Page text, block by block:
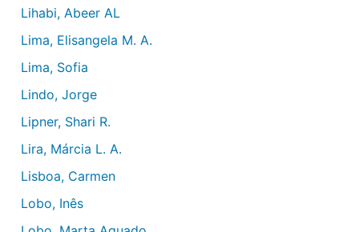
Lihabi, Abeer AL
Lima, Elisangela M. A.
Lima, Sofia
Lindo, Jorge
Lipner, Shari R.
Lira, Márcia L. A.
Lisboa, Carmen
Lobo, Inês